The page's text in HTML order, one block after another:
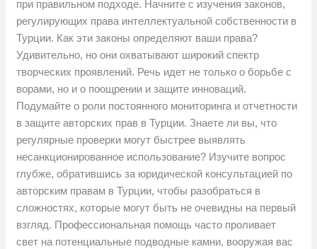
при правильном подходе. Начните с изучения законов,
регулирующих права интеллектуальной собственности в
Турции. Как эти законы определяют ваши права?
Удивительно, но они охватывают широкий спектр
творческих проявлений. Речь идет не только о борьбе с
ворами, но и о поощрении и защите инноваций.
Подумайте о роли постоянного мониторинга и отчетности
в защите авторских прав в Турции. Знаете ли вы, что
регулярные проверки могут быстрее выявлять
несанкционированное использование? Изучите вопрос
глубже, обратившись за юридической консультацией по
авторским правам в Турции, чтобы разобраться в
сложностях, которые могут быть не очевидны на первый
взгляд. Профессиональная помощь часто проливает
свет на потенциальные подводные камни, вооружая вас